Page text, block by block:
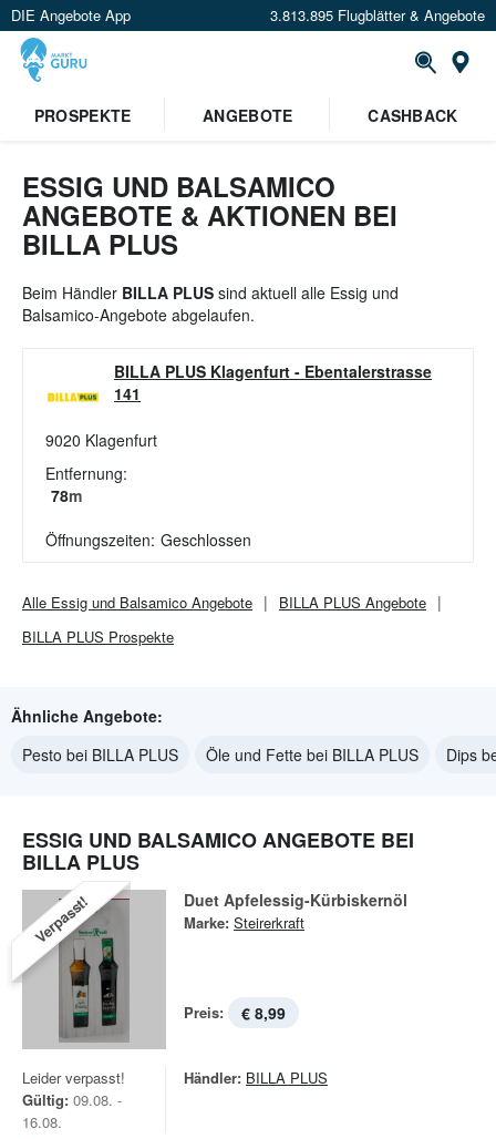
DIE Angebote App 3.813.895 Flugblätter & Angebote
Standort festlegen
PROSPEKTE ANGEBOTE CASHBACK
ESSIG UND BALSAMICO
ANGEBOTE & AKTIONEN BEI
BILLA PLUS
Beim Händler BILLA PLUS sind aktuell alle Essig und
Balsamico-Angebote abgelaufen.
BILLA PLUS Klagenfurt - Ebentalerstrasse
141
9020 Klagenfurt
Entfernung:
78m
Öffnungszeiten: Geschlossen
Alle Essig und Balsamico Angebote BILLA PLUS Angebote
BILLA PLUS Prospekte
Ähnliche Angebote:
Pesto bei BILLA PLUS
Öle und Fette bei BILLA PLUS Dips
ESSIG UND BALSAMICO ANGEBOTE BEI
BILLA PLUS
Verpasst! Duet Apfelessig-Kürbiskernöl
Marke: Steirerkraft
Preis: € 8,99
Leider verpasst!
Gültig: 09.08. -
16.08.
Händler: BILLA PLUS